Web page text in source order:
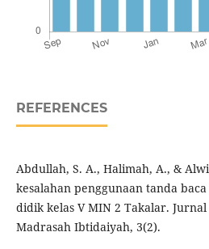
REFERENCES
Abdullah, S. A., Halimah, A., &
kesalahan penggunaan tanda
didik kelas V MIN 2 Takalar.
Madrasah Ibtidaiyah, 3(2).